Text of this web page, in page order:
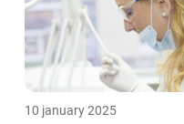
10 january 2025